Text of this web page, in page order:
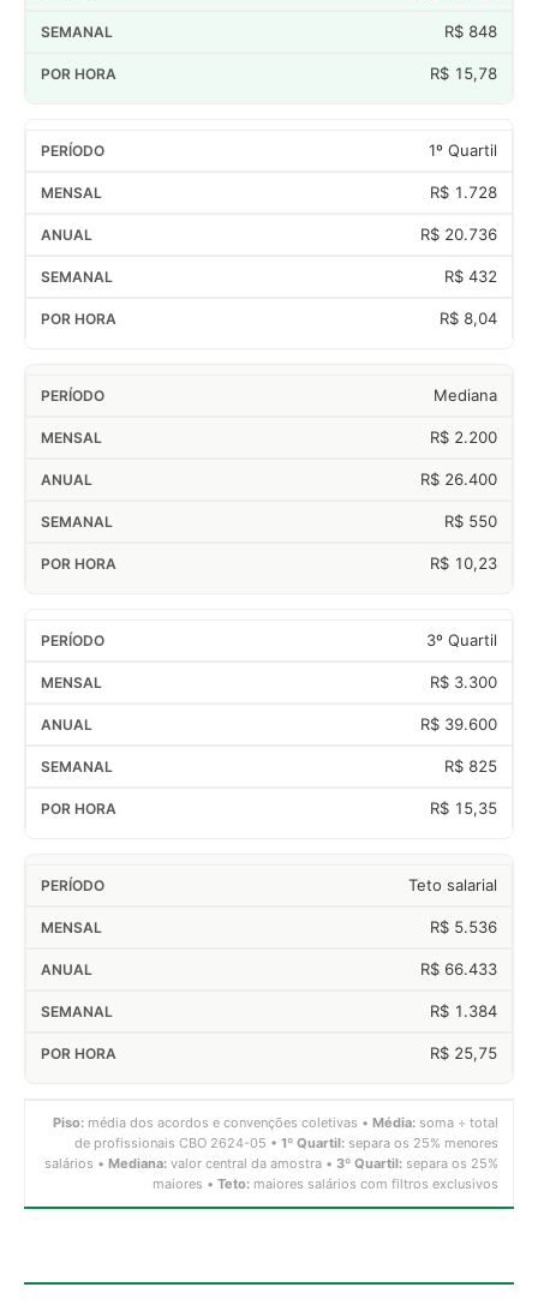
R$ 848
R$ 15,78
1º Quartil
R$ 1.728
R$ 20.736
R$ 432
R$ 8,04
Mediana
R$ 2.200
R$ 26.400
R$ 550
R$ 10,23
3º Quartil
R$ 3.300
R$ 39.600
R$ 825
R$ 15,35
Teto salarial
R$ 5.536
R$ 66.433
R$ 1.384
R$ 25,75
Piso: média dos acordos e convenções coletivas • Média: soma ÷ total
de profissionais CBO 2624-05 • 1º Quartil: separa os 25% menores
salários • Mediana: valor central da amostra • 3º Quartil: separa os 25%
maiores • Teto: maiores salários com filtros exclusivos